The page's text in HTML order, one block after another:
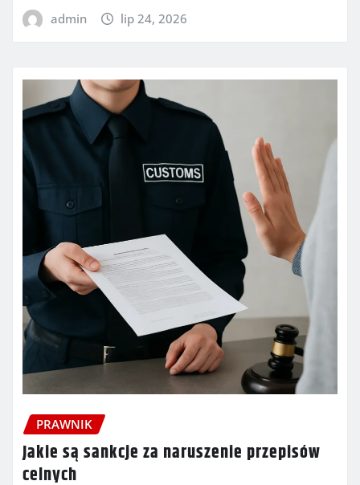
admin lip 24, 2026
PRAWNIK
Jakie są sankcje za naruszenie przepisów
celnych